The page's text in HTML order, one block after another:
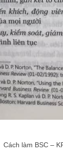
Cách làm BSC –